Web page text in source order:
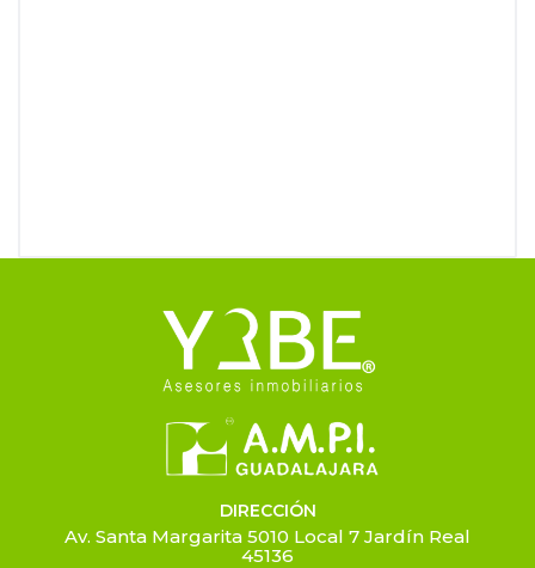
DIRECCIÓN
Av. Santa Margarita 5010 Local 7 Jardín Real
45136